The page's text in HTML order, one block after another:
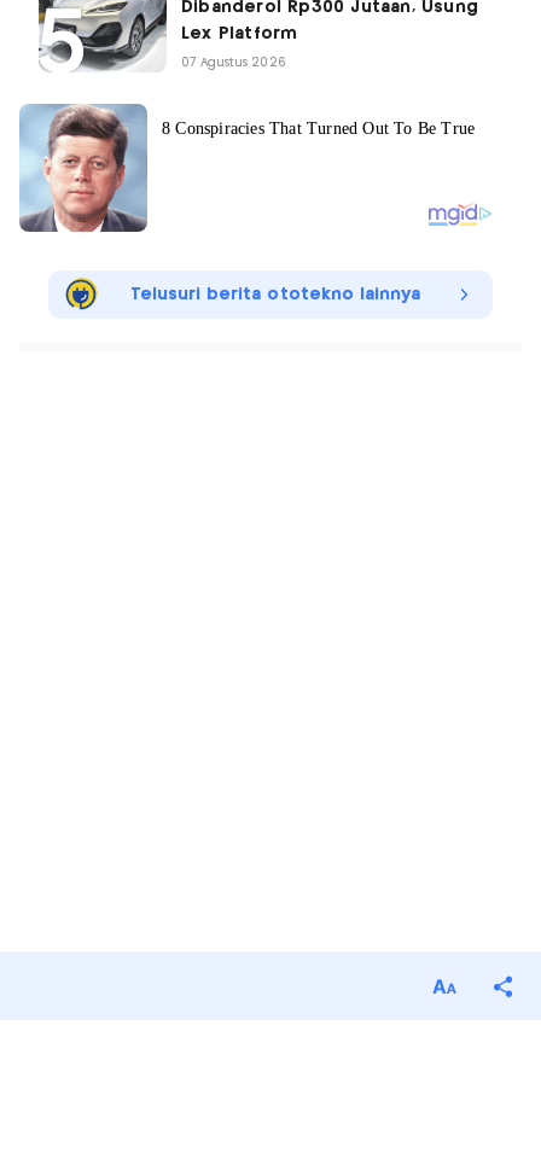
Dibanderol Rp300 Jutaan, Usung
Lex Platform
07 Agustus 2026
Telusuri berita ototekno lainnya